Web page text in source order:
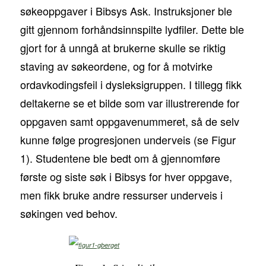
søkeoppgaver i Bibsys Ask. Instruksjoner ble
gitt gjennom forhåndsinnspilte lydfiler. Dette ble
gjort for å unngå at brukerne skulle se riktig
staving av søkeordene, og for å motvirke
ordavkodingsfeil i dysleksigruppen. I tillegg fikk
deltakerne se et bilde som var illustrerende for
oppgaven samt oppgavenummeret, så de selv
kunne følge progresjonen underveis (se Figur
1). Studentene ble bedt om å gjennomføre
første og siste søk i Bibsys for hver oppgave,
men fikk bruke andre ressurser underveis i
søkingen ved behov.